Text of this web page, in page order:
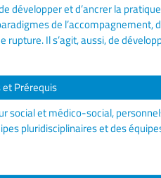
développer et d’ancrer la
de l’accompagnement,
rupture. Il s’agit, aussi, de
et Prérequis
social et médico-social,
pluridisciplinaires et des